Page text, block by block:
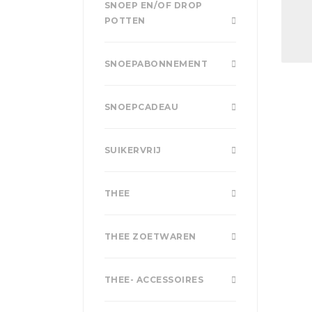
SNOEP EN/OF DROP
POTTEN
SNOEPABONNEMENT
SNOEPCADEAU
SUIKERVRIJ
THEE
THEE ZOETWAREN
THEE- ACCESSOIRES